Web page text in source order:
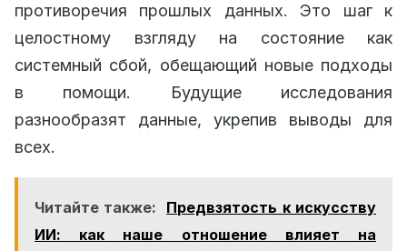
противоречия прошлых данных. Это шаг к
целостному взгляду на состояние как
системный сбой, обещающий новые подходы
в помощи. Будущие исследования
разнообразят данные, укрепив выводы для
всех.
Читайте также:
Предвзятость к искусству
ИИ: как наше отношение влияет на